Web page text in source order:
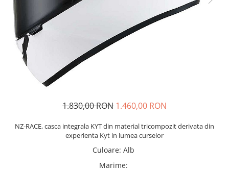
Imbracaminte Functionala
Ghete si Cizme
Manusi Moto
Accesorii
Protectii
GIRL POWER
Chei si butuci
Suporturi telefon
Brelocuri
Huse Moto
Accesorii moto
Deflectoare
Cadouri
Geci si imbracaminte termica
Casti Snowboard/Ski
Cadouri
Copii
Cadouri
1.830,00 RON 1.460,00 RON
NZ-RACE, casca integrala KYT din material tricompozit derivata din
experienta Kyt in lumea curselor
Culoare: Alb
Marime: